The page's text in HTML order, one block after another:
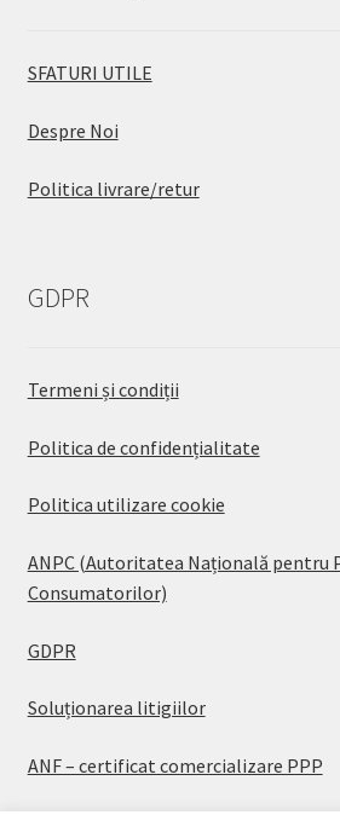
SFATURI UTILE
Despre Noi
Politica livrare/retur
GDPR
Termeni și condiții
Politica de confidențialitate
Politica utilizare cookie
ANPC (Autoritatea Națională pentru
Consumatorilor)
GDPR
Soluționarea litigiilor
ANF – certificat comercializare PPP